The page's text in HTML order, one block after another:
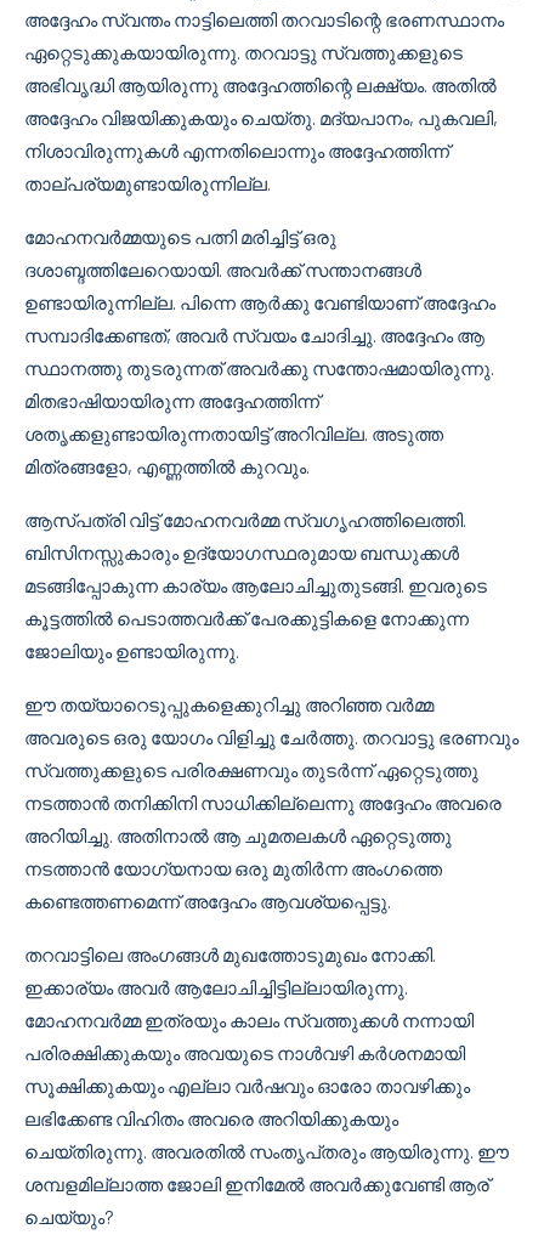
അദ്ദേഹം സ്വന്തം നാട്ടിലെത്തി തറവാടിന്റെ ഭരണസ്ഥാനം
ഏറ്റെടുക്കുകയായിരുന്നു. തറവാട്ടു സ്വത്തുക്കളുടെ
അഭിവൃദ്ധി ആയിരുന്നു അദ്ദേഹത്തിന്റെ ലക്ഷ്യം. അതിൽ
അദ്ദേഹം വിജയിക്കുകയും ചെയ്തു. മദ്യപാനം, പുകവലി,
നിശാവിരുന്നുകൾ എന്നതിലൊന്നും അദ്ദേഹത്തിന്ന്
താല്പര്യമുണ്ടായിരുന്നില്ല.
മോഹനവർമ്മയുടെ പത്നി മരിച്ചിട്ട് ഒരു
ദശാബ്ദത്തിലേറെയായി. അവർക്ക് സന്താനങ്ങൾ
ഉണ്ടായിരുന്നില്ല. പിന്നെ ആർക്കു വേണ്ടിയാണ് അദ്ദേഹം
സമ്പാദിക്കേണ്ടത്, അവർ സ്വയം ചോദിച്ചു. അദ്ദേഹം ആ
സ്ഥാനത്തു തുടരുന്നത് അവർക്കു സന്തോഷമായിരുന്നു.
മിതഭാഷിയായിരുന്ന അദ്ദേഹത്തിന്ന്
ശതൃക്കളുണ്ടായിരുന്നതായിട്ട് അറിവില്ല. അടുത്ത
മിത്രങ്ങളോ, എണ്ണത്തിൽ കുറവും.
ആസ്പത്രി വിട്ട് മോഹനവർമ്മ സ്വഗൃഹത്തിലെത്തി.
ബിസിനസ്സുകാരും ഉദ്യോഗസ്ഥരുമായ ബന്ധുക്കൾ
മടങ്ങിപ്പോകുന്ന കാര്യം ആലോചിച്ചുതുടങ്ങി. ഇവരുടെ
കൂട്ടത്തിൽ പെടാത്തവർക്ക് പേരക്കുട്ടികളെ നോക്കുന്ന
ജോലിയും ഉണ്ടായിരുന്നു.
ഈ തയ്യാറെടുപ്പുകളെക്കുറിച്ചു അറിഞ്ഞ വർമ്മ
അവരുടെ ഒരു യോഗം വിളിച്ചു ചേർത്തു. തറവാട്ടു ഭരണവും
സ്വത്തുക്കളുടെ പരിരക്ഷണവും തുടർന്ന് ഏറ്റെടുത്തു
നടത്താൻ തനിക്കിനി സാധിക്കില്ലെന്നു അദ്ദേഹം അവരെ
അറിയിച്ചു. അതിനാൽ ആ ചുമതലകൾ ഏറ്റെടുത്തു
നടത്താൻ യോഗ്യനായ ഒരു മുതിർന്ന അംഗത്തെ
കണ്ടെത്തണമെന്ന് അദ്ദേഹം ആവശ്യപ്പെട്ടു.
തറവാട്ടിലെ അംഗങ്ങൾ മുഖത്തോടുമുഖം നോക്കി.
ഇക്കാര്യം അവർ ആലോചിച്ചിട്ടില്ലായിരുന്നു.
മോഹനവർമ്മ ഇത്രയും കാലം സ്വത്തുക്കൾ നന്നായി
പരിരക്ഷിക്കുകയും അവയുടെ നാൾവഴി കർശനമായി
സൂക്ഷിക്കുകയും എല്ലാ വർഷവും ഓരോ താവഴിക്കും
ലഭിക്കേണ്ട വിഹിതം അവരെ അറിയിക്കുകയും
ചെയ്തിരുന്നു. അവരതിൽ സംതൃപ്‌തരും ആയിരുന്നു. ഈ
ശമ്പളമില്ലാത്ത ജോലി ഇനിമേൽ അവർക്കുവേണ്ടി ആര്
ചെയ്യും?